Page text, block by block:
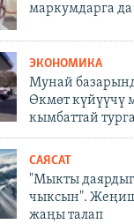
маркумдарга да
ЭКОНОМИКА
Мунай
Өкмөт күйүүчү
кымбаттай
САЯСАТ
"Мыкты
чыксын".
жаңы талап